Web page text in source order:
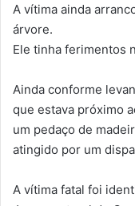
A vítima ainda
árvore.
Ele tinha ferimentos
Ainda conforme
que estava próximo
um pedaço de
atingido por um
A vítima fatal foi